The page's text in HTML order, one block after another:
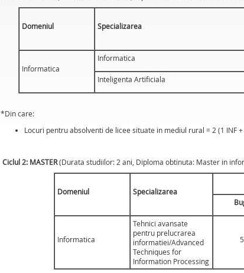
Domeniul Specializarea
Informatica
Informatica
Inteligenta Artificiala
*Din care:
Locuri pentru absolventi de licee situate in mediul rural = 2 (1 INF +
Ciclul 2: MASTER(Durata studiilor: 2 ani, Diploma obtinuta: Master in
Domeniul Specializarea
Informatica
Tehnici avansate
pentru prelucrarea
informatiei/Advanced
Techniques for
Information Processing